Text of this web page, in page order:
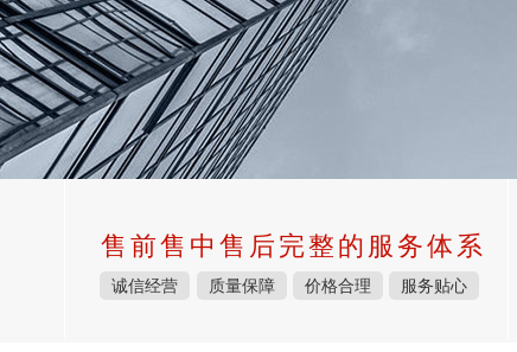
售前售中售后完整的服务体系
诚信经营 质量保障 价格合理 服务贴心